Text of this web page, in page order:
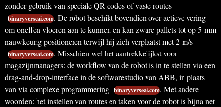
zonder gebruik van speciale QR-codes of vaste routes
binaryverseai.com. De robot beschikt bovendien over actieve vering
om oneffen vloeren aan te kunnen en kan zware pallets tot op 5 mm
nauwkeurig positioneren terwijl hij zich verplaatst met 2 m/s
binaryverseai.com. Misschien wel het aantrekkelijkst voor
magazijnmanagers: de workflow van de robot is in te stellen via een
drag-and-drop-interface in de softwarestudio van ABB, in plaats
van via complexe programmering binaryverseai.com. Met andere
woorden: het instellen van routes en taken voor de robot is bijna net